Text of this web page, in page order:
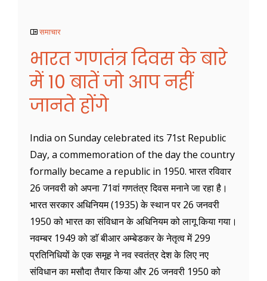
समाचार
भारत गणतंत्र दिवस के बारे
में 10 बातें जो आप नहीं
जानते होंगे
India on Sunday celebrated its 71st Republic
Day, a commemoration of the day the country
formally became a republic in 1950. भारत रविवार
26 जनवरी को अपना 71वां गणतंत्र दिवस मनाने जा रहा है।
भारत सरकार अधिनियम (1935) के स्थान पर 26 जनवरी
1950 को भारत का संविधान के अधिनियम को लागू किया गया।
नवम्बर 1949 को डाॅ बीआर अम्बेडकर के नेतृत्व में 299
प्रतिनिधियों के एक समूह ने नव स्वतंत्र देश के लिए नए
संविधान का मसौदा तैयार किया और 26 जनवरी 1950 को